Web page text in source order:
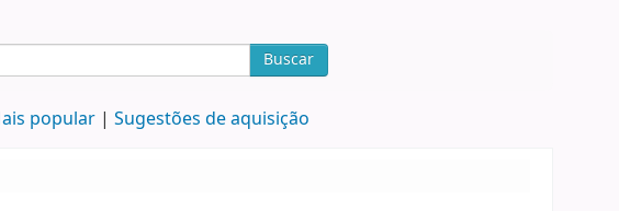
Buscar
popular Sugestões de aquisição